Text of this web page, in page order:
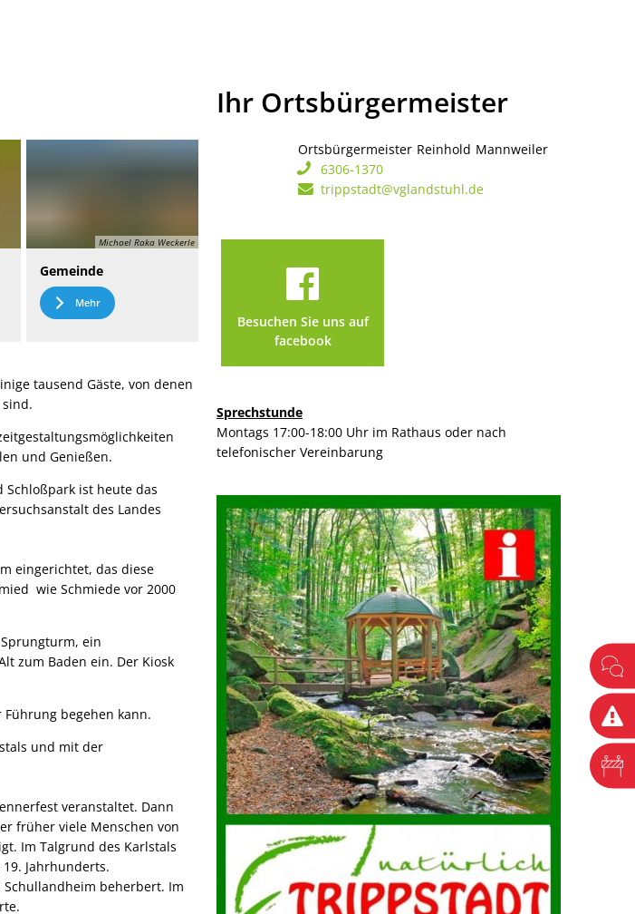
Michael Raka Weckerle
Gemeinde
Mehr
tausend Gäste, von denen
und Genießen.
Schloßpark ist heute das
des Landes
eingerichtet, das diese
wie Schmiede vor 2000
ein
zum Baden ein. Der Kiosk
begehen kann.
und mit der
veranstaltet. Dann
früher viele Menschen von
Im Talgrund des Karlstals
Jahrhunderts.
beherbert. Im
Ihr Ortsbürgermeister
Ortsbürgermeister Reinhold Mannweiler
6306-1370
trippstadt@vglandstuhl.de
Besuchen Sie uns auf
facebook
Sprechstunde
Montags 17:00-18:00 Uhr im Rathaus oder nach
telefonischer Vereinbarung